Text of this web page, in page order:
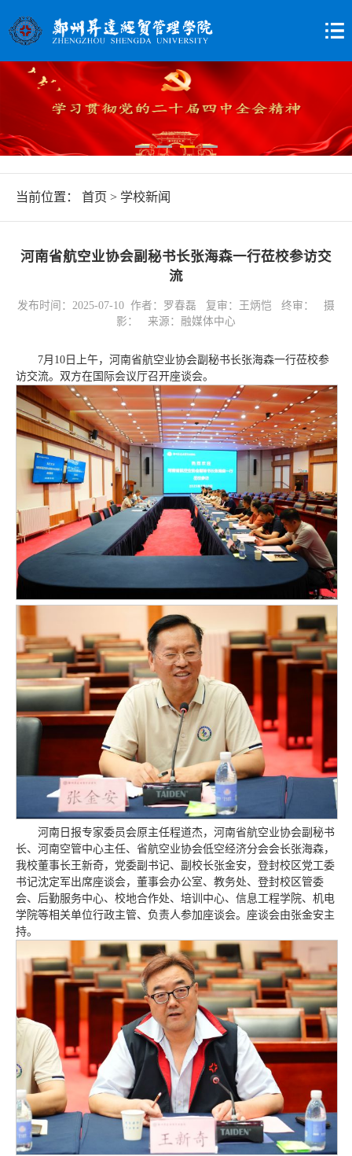
当前位置： 首页 > 学校新闻
河南省航空业协会副秘书长张海森一行莅校参访交
流
发布时间：2025-07-10 作者：罗春磊 复审：王炳恺 终审： 摄
影： 来源：融媒体中心
7月10日上午，河南省航空业协会副秘书长张海森一行莅校参
访交流。双方在国际会议厅召开座谈会。
河南日报专家委员会原主任程道杰，河南省航空业协会副秘书
长、河南空管中心主任、省航空业协会低空经济分会会长张海森，
我校董事长王新奇，党委副书记、副校长张金安，登封校区党工委
书记沈定军出席座谈会，董事会办公室、教务处、登封校区管委
会、后勤服务中心、校地合作处、培训中心、信息工程学院、机电
学院等相关单位行政主管、负责人参加座谈会。座谈会由张金安主
持。